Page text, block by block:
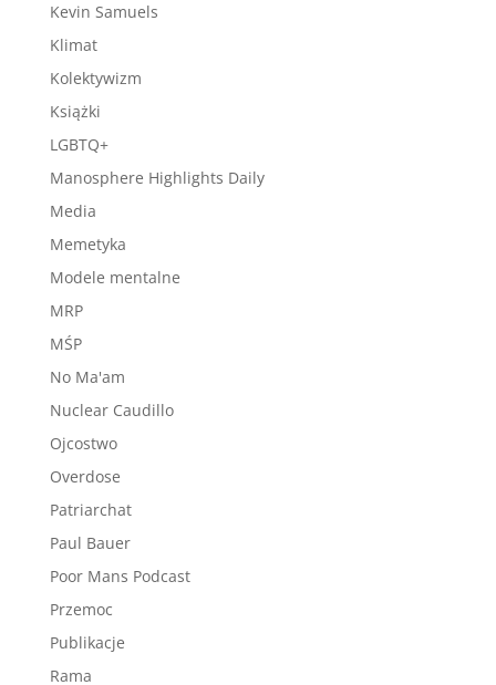
Kevin Samuels
Klimat
Kolektywizm
Książki
LGBTQ+
Manosphere Highlights Daily
Media
Memetyka
Modele mentalne
MRP
MŚP
No Ma'am
Nuclear Caudillo
Ojcostwo
Overdose
Patriarchat
Paul Bauer
Poor Mans Podcast
Przemoc
Publikacje
Rama